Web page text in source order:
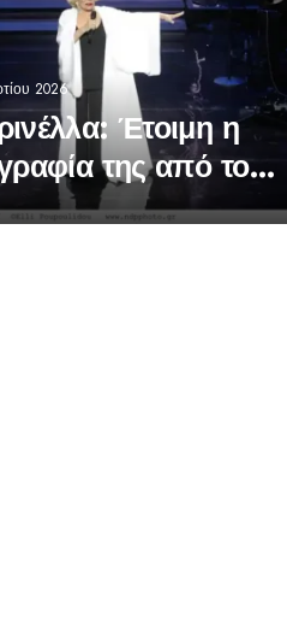
2026
Έτοιμη η
της από τον
Ξανθούλη